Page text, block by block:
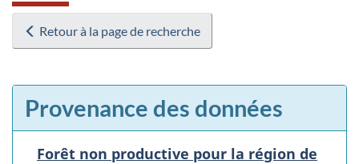
Retour à la page de recherche
Provenance des données
Forêt non productive pour la région de